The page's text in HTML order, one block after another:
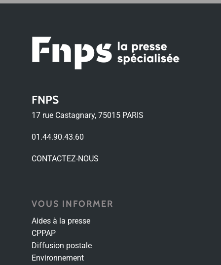
FNPS
17 rue Castagnary, 75015 PARIS
01.44.90.43.60
CONTACTEZ-NOUS
VOUS INFORMER
Aides à la presse
CPPAP
Diffusion postale
Environnement